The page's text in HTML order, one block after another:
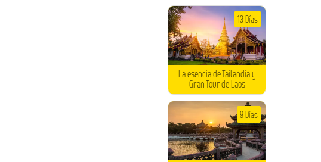
La esencia de Tailandia y
Gran Tour de Laos
13 Días
9 Días